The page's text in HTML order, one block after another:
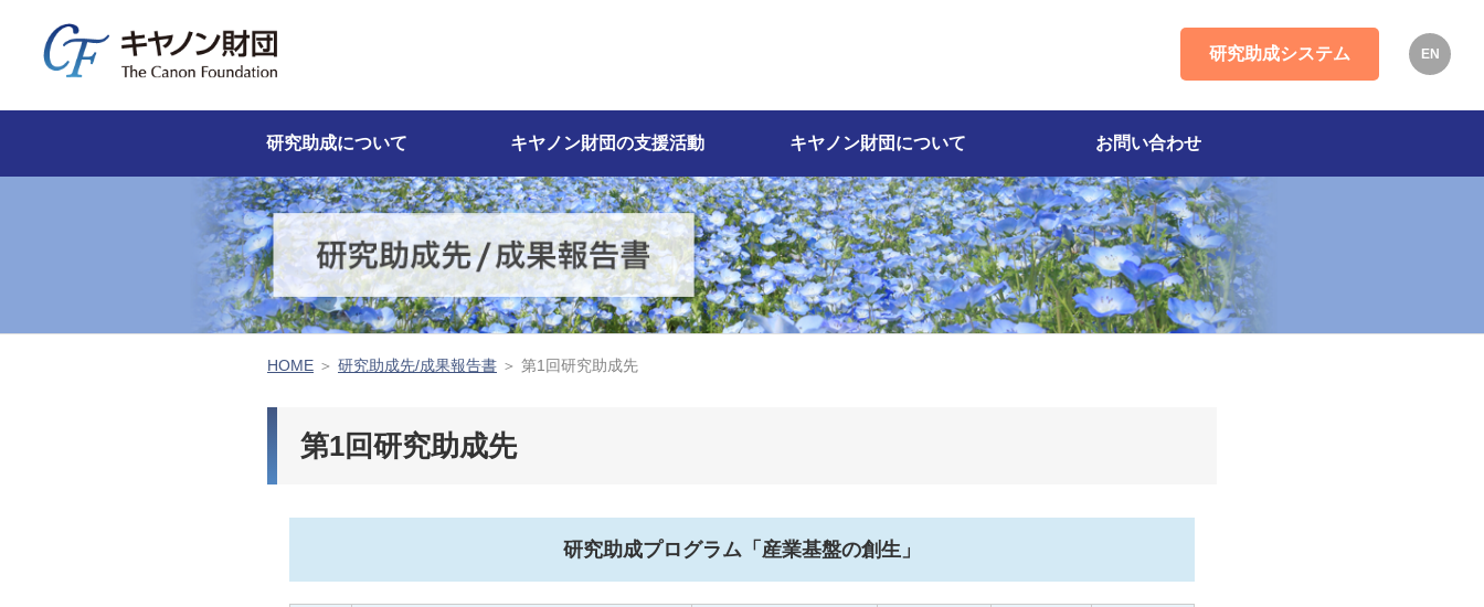
研究助成について キヤノン財団の支援活動 キヤノン財団について お問い合わせ
研究助成システム EN
HOME ＞ 研究助成先/成果報告書 ＞ 第1回研究助成先
第1回研究助成先
研究助成プログラム「産業基盤の創生」